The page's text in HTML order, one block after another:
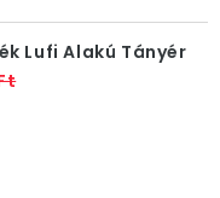
Lufi Alakú Tányér